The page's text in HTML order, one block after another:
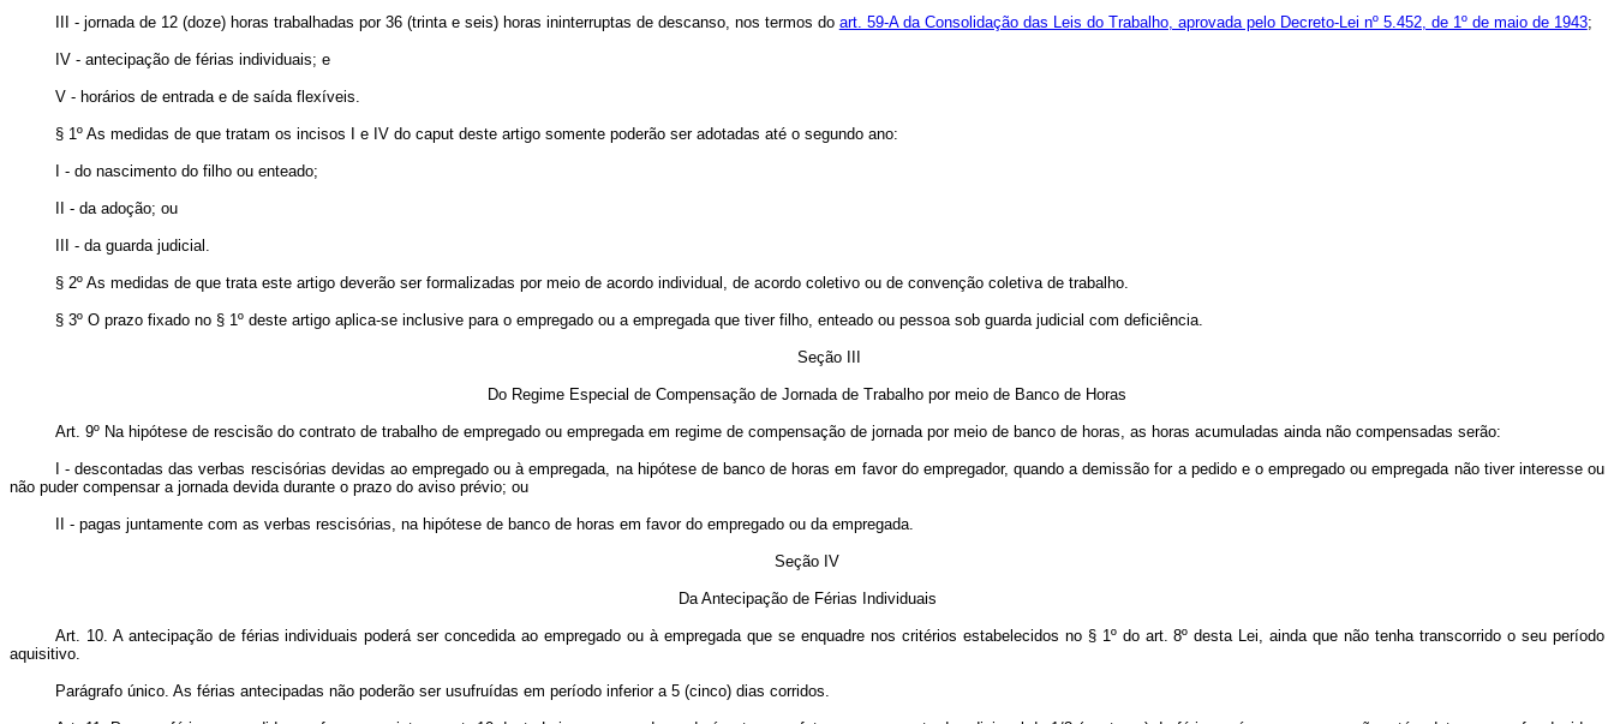
III - jornada de 12 (doze) horas trabalhadas por 36 (trinta e seis) horas ininterruptas de descanso, nos termos do art. 59-A da Consolidação das Leis do Trabalho, aprovada pelo Decreto-Lei nº 5.452, de 1º de maio de 1943;
IV - antecipação de férias individuais; e
V - horários de entrada e de saída flexíveis.
§ 1º As medidas de que tratam os incisos I e IV do caputdeste artigo somente poderão ser adotadas até o segundo ano:
I - do nascimento do filho ou enteado;
II - da adoção; ou
III - da guarda judicial.
§ 2º As medidas de que trata este artigo deverão ser formalizadas por meio de acordo individual, de acordo coletivo ou de convenção coletiva de trabalho.
§ 3º O prazo fixado no § 1º deste artigo aplica-se inclusive para o empregado ou a empregada que tiver filho, enteado ou pessoa sob guarda judicial com deficiência.
Seção III
Do Regime Especial de Compensação de Jornada de Trabalho por meio de Banco de Horas
Art. 9º Na hipótese de rescisão do contrato de trabalho de empregado ou empregada em regime de compensação de jornada por meio de banco de horas, as horas acumuladas ainda não compensadas serão:
I - descontadas das verbas rescisórias devidas ao empregado ou à empregada, na hipótese de banco de horas em favor do empregador, quando a demissão for a pedido e o empregado ou empregada não tiver interesse ou
não puder compensar a jornada devida durante o prazo do aviso prévio; ou
II - pagas juntamente com as verbas rescisórias, na hipótese de banco de horas em favor do empregado ou da empregada.
Seção IV
Da Antecipação de Férias Individuais
Art. 10. A antecipação de férias individuais poderá ser concedida ao empregado ou à empregada que se enquadre nos critérios estabelecidos no § 1º do art. 8º desta Lei, ainda que não tenha transcorrido o seu período
aquisitivo.
Parágrafo único. As férias antecipadas não poderão ser usufruídas em período inferior a 5 (cinco) dias corridos.